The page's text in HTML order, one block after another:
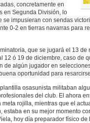
concretamente en
en Segunda División, lo
se impusieran con sendas
0-2 en tierras navarras para
que se jugará el 13 de
12 ó 19 de diciembre, caso de
de algún jugador en
oportunidad para
osasunista militaban
del club. El ahora
rojilla, mientras que el
estaba en su mejor momento
hoy día preparador físico